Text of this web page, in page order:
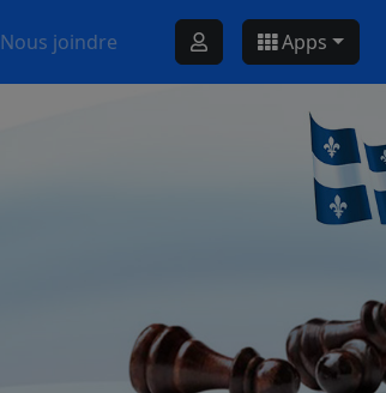
Nous joindre Apps